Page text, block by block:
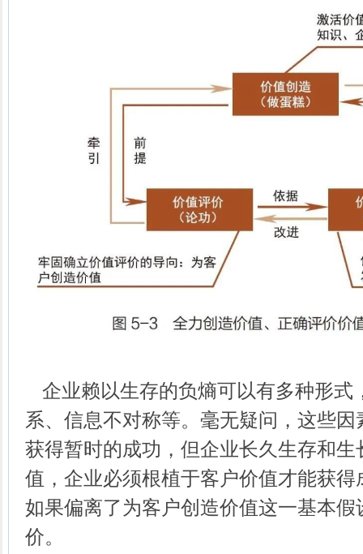
企业赖以生存的负熵可以有多种形式
系、信息不对称等。毫无疑问，这些
获得暂时的成功，但企业长久生存和
值，企业必须根植于客户价值才能获
如果偏离了为客户创造价值这一基本
价。